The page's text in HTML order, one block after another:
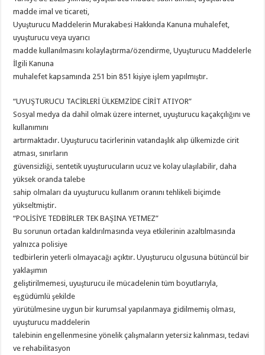
madde imal ve ticareti,
Uyuşturucu Maddelerin Murakabesi Hakkında Kanuna muhalefet,
uyuşturucu veya uyarıcı
madde kullanılmasını kolaylaştırma/özendirme, Uyuşturucu Maddelerle
İlgili Kanuna
muhalefet kapsamında 251 bin 851 kişiye işlem yapılmıştır.
“UYUŞTURUCU TACİRLERİ ÜLKEMZİDE CİRİT ATIYOR”
Sosyal medya da dahil olmak üzere internet, uyuşturucu kaçakçılığını ve
kullanımını
artırmaktadır. Uyuşturucu tacirlerinin vatandaşlık alıp ülkemizde cirit
atması, sınırların
güvensizliği, sentetik uyuşturucuların ucuz ve kolay ulaşılabilir, daha
yüksek oranda talebe
sahip olmaları da uyuşturucu kullanım oranını tehlikeli biçimde
yükseltmiştir.
“POLİSİYE TEDBİRLER TEK BAŞINA YETMEZ”
Bu sorunun ortadan kaldırılmasında veya etkilerinin azaltılmasında
yalnızca polisiye
tedbirlerin yeterli olmayacağı açıktır. Uyuşturucu olgusuna bütüncül bir
yaklaşımın
geliştirilmemesi, uyuşturucu ile mücadelenin tüm boyutlarıyla,
eşgüdümlü şekilde
yürütülmesine uygun bir kurumsal yapılanmaya gidilmemiş olması,
uyuşturucu maddelerin
talebinin engellenmesine yönelik çalışmaların yetersiz kalınması, tedavi
ve rehabilitasyon